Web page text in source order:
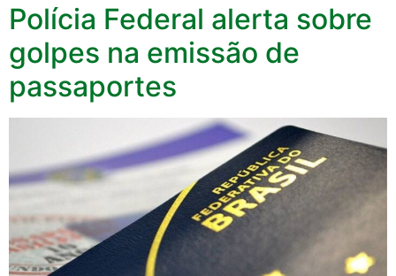
Polícia Federal alerta sobre
golpes na emissão de
passaportes